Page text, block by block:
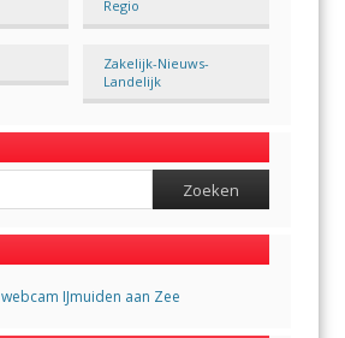
Regio
Zakelijk-Nieuws-
Landelijk
webcam IJmuiden aan Zee